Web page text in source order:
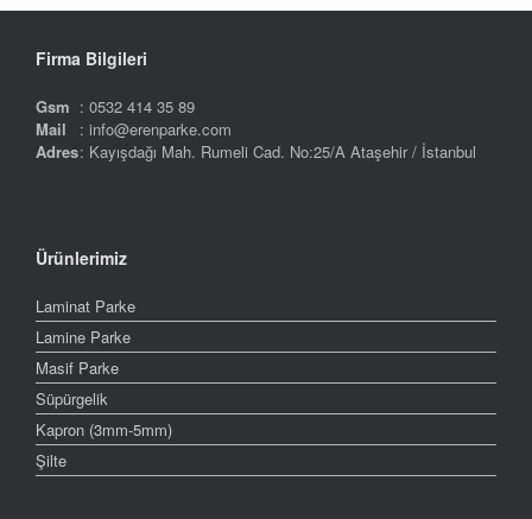
Firma Bilgileri
Gsm : 0532 414 35 89
Mail
: info@erenparke.com
Adres: Kayışdağı Mah. Rumeli Cad. No:25/A Ataşehir / İstanbul
Ürünlerimiz
Laminat Parke
Lamine Parke
Masif Parke
Süpürgelik
Kapron (3mm-5mm)
Şilte